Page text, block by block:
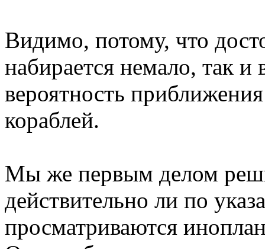
Видимо, потому, что
набирается немало, так и
вероятность
кораблей.
Мы же первым делом
действительно ли по
просматриваются